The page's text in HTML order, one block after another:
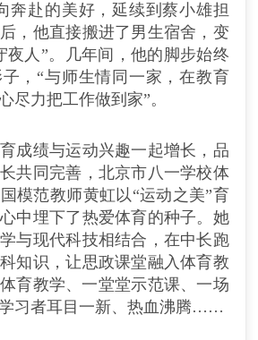
奔赴的美好，延续到蔡小雄担
，他直接搬进了男生宿舍，变
夜人”。几年间，他的脚步始终
，“与师生情同一家，在教育
尽力把工作做到家”。
绩与运动兴趣一起增长，品
共同完善，北京市八一学校体
模范教师黄虹以“运动之美”育
中埋下了热爱体育的种子。她
与现代科技相结合，在中长跑
知识，让思政课堂融入体育教
育教学、一堂堂示范课、一场
习者耳目一新、热血沸腾……